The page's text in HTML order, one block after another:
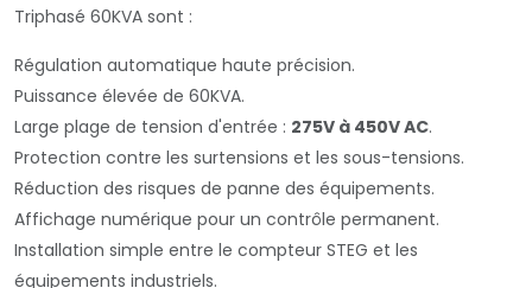
Triphasé 60KVA sont :
Régulation automatique haute précision.
Puissance élevée de 60KVA.
Large plage de tension d'entrée : 275V à 450V AC.
Protection contre les surtensions et les sous-tensions.
Réduction des risques de panne des équipements.
Affichage numérique pour un contrôle permanent.
Installation simple entre le compteur STEG et les
équipements industriels.